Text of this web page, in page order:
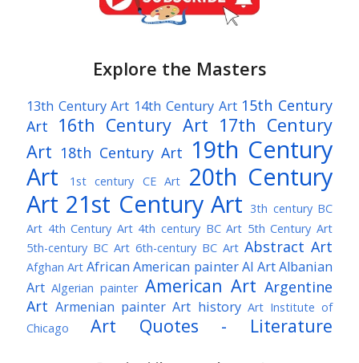
Explore the Masters
13th Century Art 14th Century Art 15th Century
Art
16th Century Art 17th Century
Art 18th Century Art 19th Century
Art
1st century CE Art
20th Century
Art 21st Century Art 3th century BC
Art 4th Century Art 4th century BC Art 5th Century Art
5th-century BC Art 6th-century BC Art Abstract Art
Afghan Art African American painterAI ArtAlbanian
Art Algerian painter American Art Argentine
Art Armenian painter Art history Art Institute of
Chicago
Art Quotes - Literature